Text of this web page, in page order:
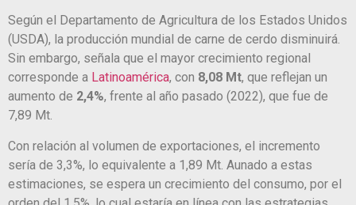
Según el Departamento de Agricultura de los Estados Unidos
(USDA), la producción mundial de carne de cerdo disminuirá.
Sin embargo, señala que el mayor crecimiento regional
corresponde a Latinoamérica, con 8,08 Mt, que reflejan un
aumento de 2,4%, frente al año pasado (2022), que fue de
7,89 Mt.
Con relación al volumen de exportaciones, el incremento
sería de 3,3%, lo equivalente a 1,89 Mt. Aunado a estas
estimaciones, se espera un crecimiento del consumo, por el